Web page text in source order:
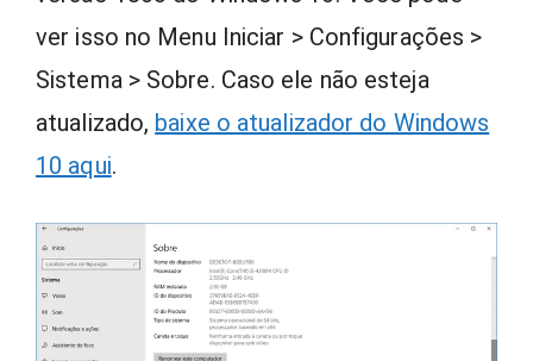
ver isso no Menu Iniciar > Configurações >
Sistema > Sobre. Caso ele não esteja
atualizado, baixe o atualizador do Windows
10 aqui.